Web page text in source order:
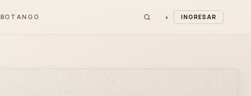
BOTANGO ◐ INGRESAR